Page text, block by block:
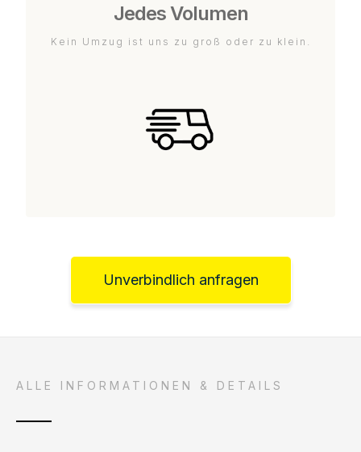
Jedes Volumen
Kein Umzug ist uns zu groß oder zu klein.
Unverbindlich anfragen
ALLE INFORMATIONEN & DETAILS